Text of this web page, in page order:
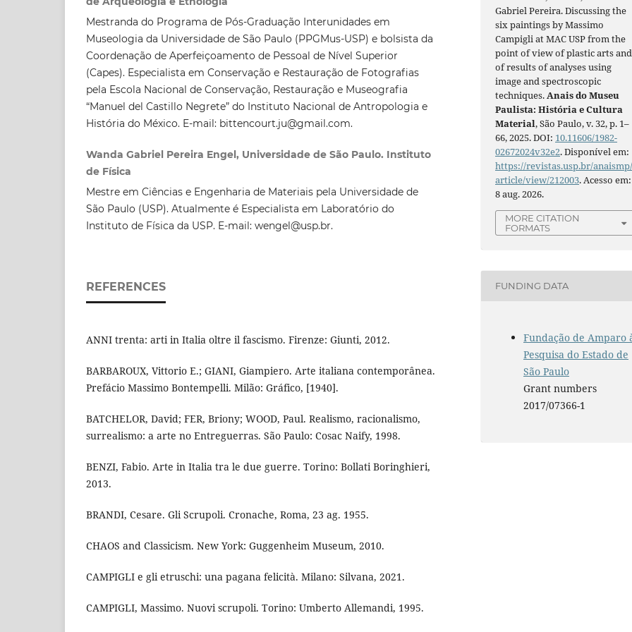
Mestranda do Programa de Pós-Graduação Interunidades em
Museologia da Universidade de São Paulo (PPGMus-USP) e bolsista da
Coordenação de Aperfeiçoamento de Pessoal de Nível Superior
(Capes). Especialista em Conservação e Restauração de Fotografias
pela Escola Nacional de Conservação, Restauração e Museografia
“Manuel del Castillo Negrete” do Instituto Nacional de Antropologia e
História do México. E-mail: bittencourt.ju@gmail.com.
Wanda Gabriel Pereira Engel, Universidade de São Paulo. Instituto
de Física
Mestre em Ciências e Engenharia de Materiais pela Universidade de
São Paulo (USP). Atualmente é Especialista em Laboratório do
Instituto de Física da USP. E-mail: wengel@usp.br.
REFERENCES
ANNI trenta: arti in Italia oltre il fascismo. Firenze: Giunti, 2012.
BARBAROUX, Vittorio E.; GIANI, Giampiero. Arte italiana contemporânea.
Prefácio Massimo Bontempelli. Milão: Gráfico, [1940].
BATCHELOR, David; FER, Briony; WOOD, Paul. Realismo, racionalismo,
surrealismo: a arte no Entreguerras. São Paulo: Cosac Naify, 1998.
BENZI, Fabio. Arte in Italia tra le due guerre. Torino: Bollati Boringhieri,
2013.
BRANDI, Cesare. Gli Scrupoli. Cronache, Roma, 23 ag. 1955.
CHAOS and Classicism. New York: Guggenheim Museum, 2010.
CAMPIGLI e gli etruschi: una pagana felicità. Milano: Silvana, 2021.
CAMPIGLI, Massimo. Nuovi scrupoli. Torino: Umberto Allemandi, 1995.
Gabriel Pereira. Discussing the
six paintings by Massimo
Campigli at MAC USP from the
point of view of plastic arts and
of results of analyses using
image and spectroscopic
techniques.Anais do Museu
Paulista: História e Cultura
Material, São Paulo, v. 32, p. 1–
66, 2025. DOI: 10.11606/1982-
02672024v32e2. Disponível em:
https://revistas.usp.br/
article/view/212003. Acesso em:
8 aug. 2026.
MORE CITATION
FORMATS
FUNDING DATA
Fundação de Amparo
Pesquisa do Estado de
São Paulo
Grant numbers
2017/07366-1